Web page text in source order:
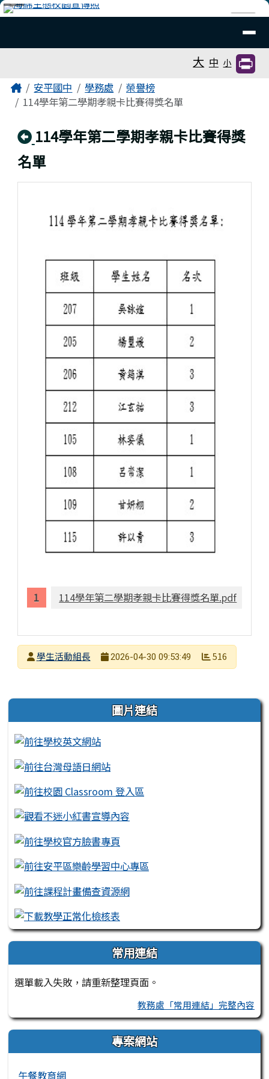
跳至主內容區
臺南市安平國中全球資訊網
大 中 小
主內容區域
Home安平國中 學務處
榮譽榜
114學年第二學期孝親卡比賽得獎名單
回上頁
114學年第二學期孝親卡比賽得獎
名單
114學年第二學期孝親卡比賽得獎名單.pdf
發布者
學生活動組長
2026-04-30 09:53:49 516
左邊區域內容 圖片連結
常用連結
選單載入失敗，請重新整理頁面。
教務處「常用連結」完整內容
專案網站
午餐教育網
頁尾區域